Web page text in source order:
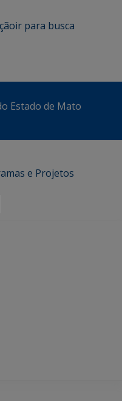
ir para busca
Estado de Mato
e Projetos